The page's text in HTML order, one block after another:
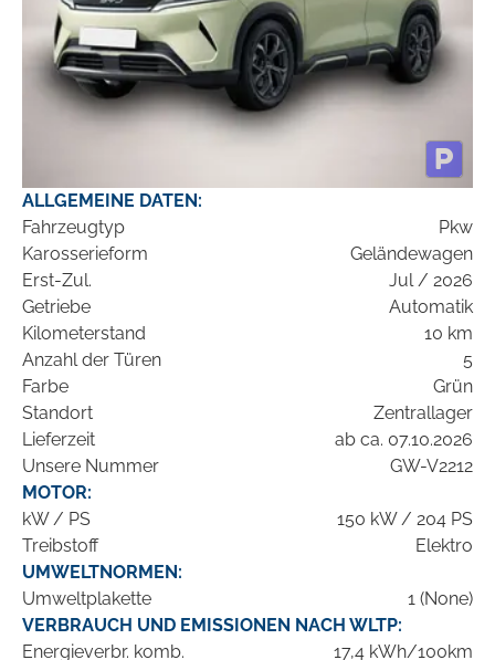
ALLGEMEINE DATEN:
Fahrzeugtyp
Pkw
Karosserieform
Geländewagen
Erst-Zul.
Jul / 2026
Getriebe
Automatik
Kilometerstand
10 km
Anzahl der Türen
5
Farbe
Grün
Standort
Zentrallager
Lieferzeit
ab ca. 07.10.2026
Unsere Nummer
GW-V2212
MOTOR:
kW / PS
150 kW / 204 PS
Treibstoff
Elektro
UMWELTNORMEN:
Umweltplakette
1 (None)
VERBRAUCH UND EMISSIONEN NACH WLTP:
Energieverbr. komb.
17,4 kWh/100km